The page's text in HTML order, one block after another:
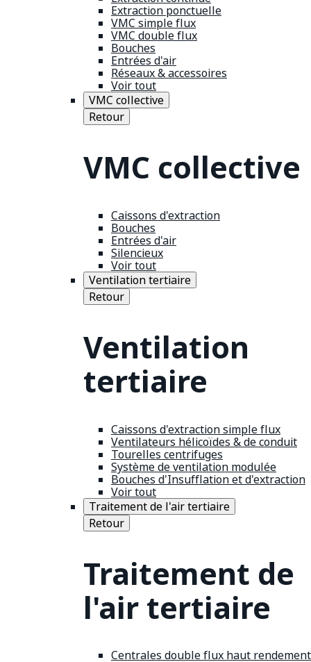
Extraction ponctuelle
VMC simple flux
VMC double flux
Bouches
Entrées d'air
Réseaux & accessoires
Voir tout
VMC collective
Retour
VMC collective
Caissons d'extraction
Bouches
Entrées d'air
Silencieux
Voir tout
Ventilation tertiaire
Retour
Ventilation
tertiaire
Caissons d'extraction simple flux
Ventilateurs hélicoïdes & de conduit
Tourelles centrifuges
Système de ventilation modulée
Bouches d'Insufflation et d'extraction
Voir tout
Traitement de l'air tertiaire
Retour
Traitement de
l'air tertiaire
Centrales double flux haut rendement